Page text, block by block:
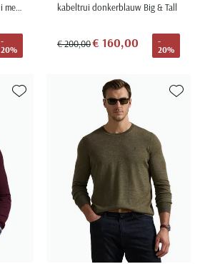
trui groen gemeleerd coltrui merinowol
-
20%
kabeltrui donkerblauw Big & Tall
€ 200,00€ 160,00
-
20%
Toevoegen aan favorieten